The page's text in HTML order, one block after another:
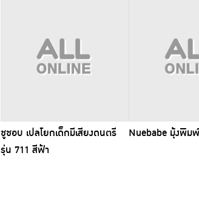
ชูชอบ เปลโยกเด็กมีเสียงดนตรี
รุ่น 711 สีฟ้า
Nuebabe มุ้งพิม